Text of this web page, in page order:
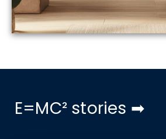
E=MC² stories ➡︎